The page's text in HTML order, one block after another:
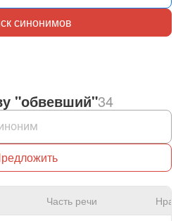
синонимов
"обвевший"34
Часть речи